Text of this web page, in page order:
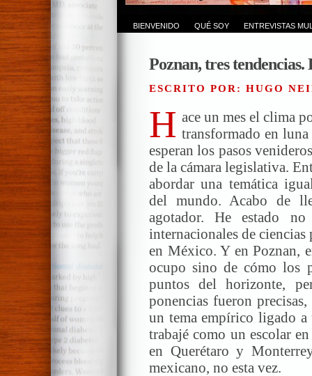
BIENVENIDO QUÉ SOY ENTREVISTAS
Poznan, tres tendencias.
ESCRITO POR: HUGO
H ace un mes el clima
transformado en
esperan los pasos
de la cámara legislativa.
abordar una temática
del mundo. Acabo de
agotador. He estado
internacionales de
en México. Y en Poznan,
ocupo sino de cómo los
puntos del horizonte,
ponencias fueron
un tema empírico ligado a
trabajé como un escolar
en Querétaro y
mexicano, no esta vez.